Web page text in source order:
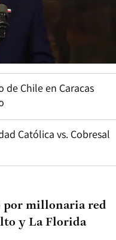
de Chile en Caracas
Católica vs. Cobresal
por millonaria red
y La Florida